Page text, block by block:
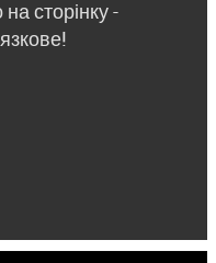
сторінку -